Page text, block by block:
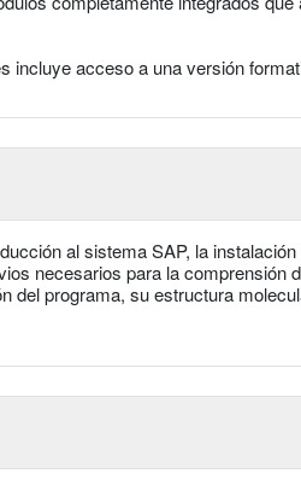
incluye acceso a una versión
al sistema SAP, la
necesarios para la comprensión
del programa, su estructura